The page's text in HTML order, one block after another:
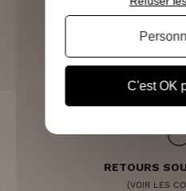
OFFERTE
RETOURS
(VOIR LES
C'est OK